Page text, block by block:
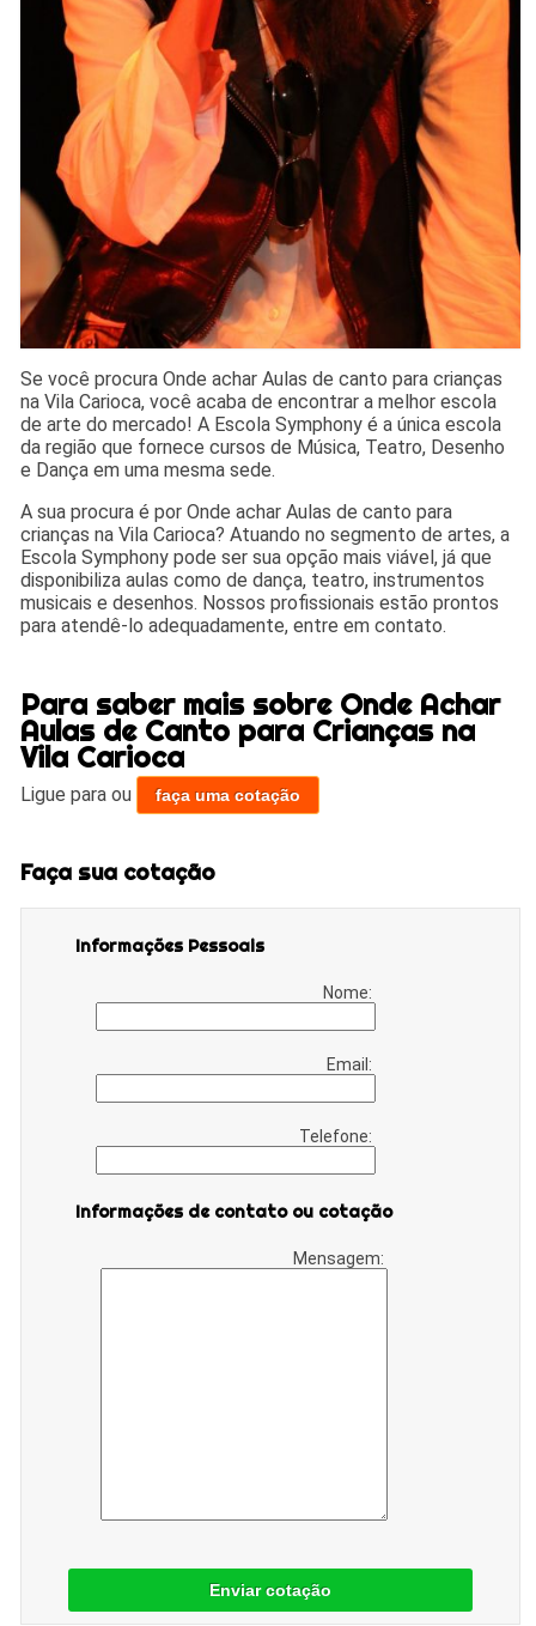
Se você procura Onde achar Aulas de canto para crianças
na Vila Carioca, você acaba de encontrar a melhor escola
de arte do mercado! A Escola Symphony é a única escola
da região que fornece cursos de Música, Teatro, Desenho
e Dança em uma mesma sede.
A sua procura é por Onde achar Aulas de canto para
crianças na Vila Carioca? Atuando no segmento de artes, a
Escola Symphony pode ser sua opção mais viável, já que
disponibiliza aulas como de dança, teatro, instrumentos
musicais e desenhos. Nossos profissionais estão prontos
para atendê-lo adequadamente, entre em contato.
Para saber mais sobre Onde Achar
Aulas de Canto para Crianças na
Vila Carioca
Ligue paraou faça uma cotação
Faça sua cotação
Informações Pessoais
Nome:
Email:
Telefone:
Informações de contato ou cotação
Mensagem:
Enviar cotação